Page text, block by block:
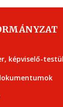
képviselő-